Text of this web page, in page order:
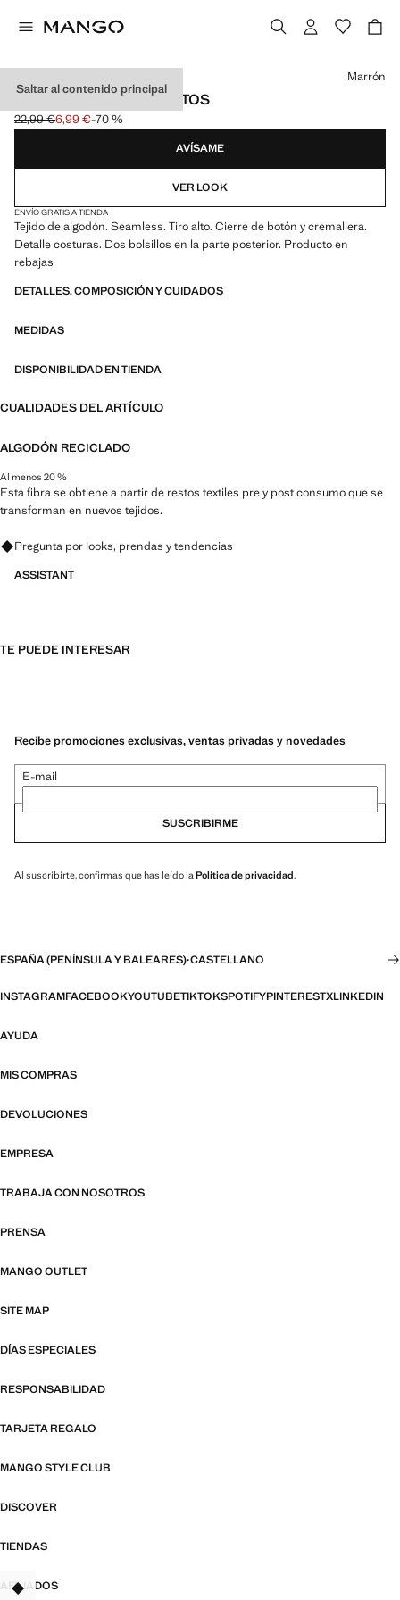
Saltar al contenido principal
JEANS SEAMLESS RECTOS
Precio inicial tachado [22,99 € ]
22,99 €
Precio actual [6,99 € ]
6,99 €-70 %
Selecciona un color
Marrón
AVÍSAME
VER LOOK
ENVÍO GRATIS A TIENDA
Tejido de algodón. Seamless. Tiro alto. Cierre de botón y cremallera.
Detalle costuras. Dos bolsillos en la parte posterior. Producto en
rebajas
DETALLES, COMPOSICIÓN Y CUIDADOS
MEDIDAS
DISPONIBILIDAD EN TIENDA
CUALIDADES DEL ARTÍCULO
ALGODÓN RECICLADO
Al menos 20 %
Esta fibra se obtiene a partir de restos textiles pre y post consumo que se
transforman en nuevos tejidos.
Pregunta por looks, prendas y tendencias
ASSISTANT
TE PUEDE INTERESAR
Recibe promociones exclusivas, ventas privadas y novedades
E-mail
SUSCRIBIRME
Al suscribirte, confirmas que has leído laPolítica de privacidad.
ESPAÑA (PENÍNSULA Y BALEARES)·CASTELLANO
INSTAGRAMFACEBOOKYOUTUBETIKTOKSPOTIFYPINTERESTXLINKEDIN
AYUDA
MIS COMPRAS
DEVOLUCIONES
EMPRESA
TRABAJA CON NOSOTROS
PRENSA
MANGO OUTLET
SITE MAP
DÍAS ESPECIALES
RESPONSABILIDAD
TARJETA REGALO
MANGO STYLE CLUB
DISCOVER
TIENDAS
AFILIADOS